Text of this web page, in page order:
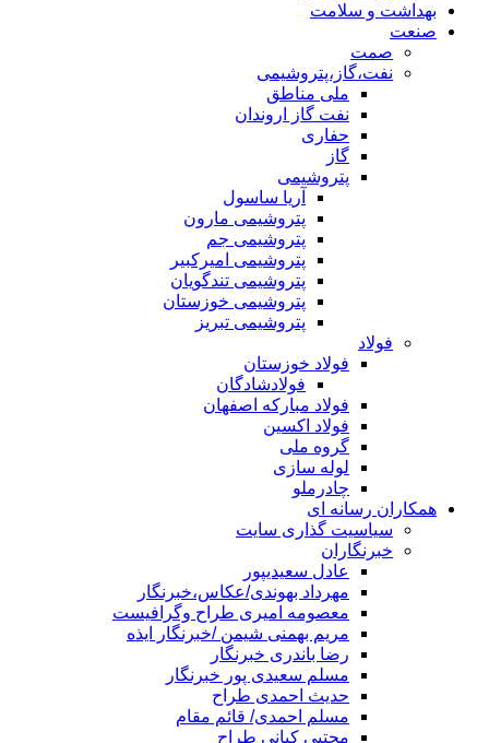
بهداشت و سلامت
صنعت
صمت
نفت،گاز،پتروشیمی
ملی مناطق
نفت گاز اروندان
حفاری
گاز
پتروشیمی
آریا ساسول
پتروشیمی مارون
پتروشیمی جم
پتروشیمی امیرکبیر
پتروشیمی تندگویان
پتروشیمی خوزستان
پتروشیمی تبریز
فولاد
فولاد خوزستان
فولادشادگان
فولاد مبارکه اصفهان
فولاد اکسین
گروه ملی
لوله سازی
چادرملو
همکاران رسانه ای
سیاسیت گذاری سایت
خبرنگاران
عادل سعیدیپور
مهرداد بهوندی/عکاس،خبرنگار
معصومه امیری طراح وگرافیست
مریم بهمنی شیمن /خبرنگار ایذه
رضا باندری خبرنگار
مسلم سعیدی پور خبرنگار
حدیث احمدی طراح
مسلم احمدی/ قائم مقام
مجتبی کیانی طراح